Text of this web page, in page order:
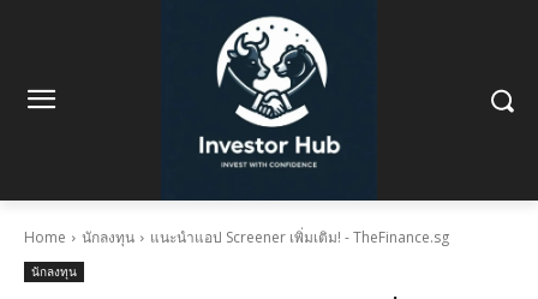
Home นักลงทุน แนะนำแอป Screener เพิ่มเติม! - TheFinance.sg
นักลงทุน